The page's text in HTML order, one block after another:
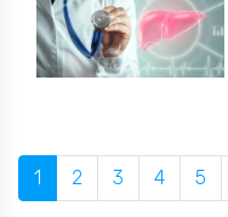
1 2 3 4 5